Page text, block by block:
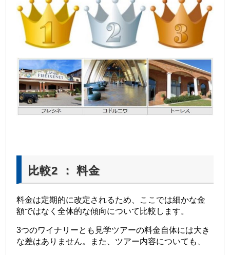
比較2 ： 料金
料金は定期的に改定されるため、ここでは細かな金
額ではなく全体的な傾向について比較します。
3つのワイナリーとも見学ツアーの料金自体には大き
な差はありません。また、ツアー内容についても、